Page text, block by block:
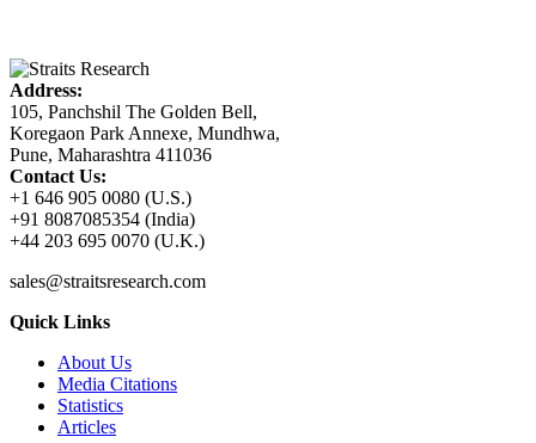
Address:
105, Panchshil The Golden Bell,
Koregaon Park Annexe, Mundhwa,
Pune, Maharashtra 411036
Contact Us:
+1 646 905 0080 (U.S.)
+91 8087085354 (India)
+44 203 695 0070 (U.K.)
sales@straitsresearch.com
Quick Links
About Us
Media Citations
Statistics
Articles